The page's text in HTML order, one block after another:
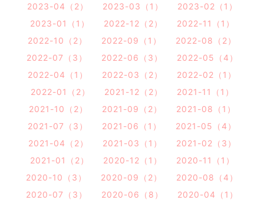
2023-04（2）
2023-03（1）
2023-02（1）
2023-01（1）
2022-12（2）
2022-11（1）
2022-10（2）
2022-09（1）
2022-08（2）
2022-07（3）
2022-06（3）
2022-05（4）
2022-04（1）
2022-03（2）
2022-02（1）
2022-01（2）
2021-12（2）
2021-11（1）
2021-10（2）
2021-09（2）
2021-08（1）
2021-07（3）
2021-06（1）
2021-05（4）
2021-04（2）
2021-03（1）
2021-02（3）
2021-01（2）
2020-12（1）
2020-11（1）
2020-10（3）
2020-09（2）
2020-08（4）
2020-07（3）
2020-06（8）
2020-04（1）